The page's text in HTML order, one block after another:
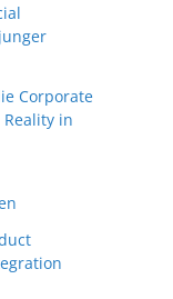
Corporate
in